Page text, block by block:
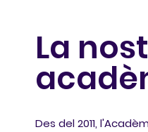
La
Des del 2011,